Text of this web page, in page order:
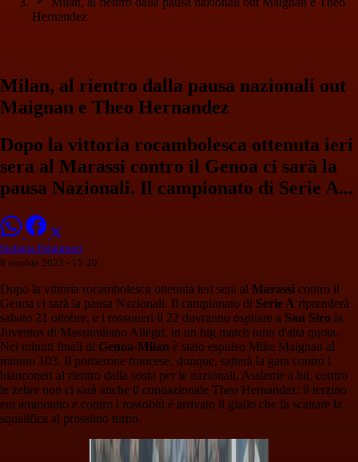
Hernandez
Milan, al rientro dalla pausa nazionali out
Maignan e Theo Hernandez
Dopo la vittoria rocambolesca ottenuta ieri
sera al Marassi contro il Genoa ci sarà la
pausa Nazionali. Il campionato di Serie A...
Stefania Palminteri
8 ottobre 2023 - 15:20
Dopo la vittoria rocambolesca ottenuta ieri sera al Marassi contro il
Genoa ci sarà la pausa Nazionali. Il campionato di Serie A riprenderà
sabato 21 ottobre, e i rossoneri il 22 dovranno ospitare a San Siro la
Juventus di Massimiliano Allegri, in un big match tutto d'alta quota.
Nei minuti finali di Genoa-Milan è stato espulso Mike Maignan al
minuto 103. Il portierone francese, dunque, salterà la gara contro i
bianconeri al rientro dalla sosta per le nazionali. Assieme a lui, contro
le zebre non ci sarà anche il connazionale Theo Hernandez: il terzino
era ammonito e contro i rossoblù è arrivato il giallo che fa scattare la
squalifica al prossimo turno.